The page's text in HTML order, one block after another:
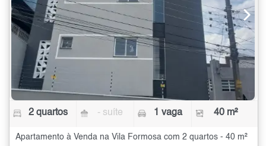
2 quartos - suíte 1 vaga 40 m²
Apartamento à Venda na Vila Formosa com 2 quartos - 40 m²